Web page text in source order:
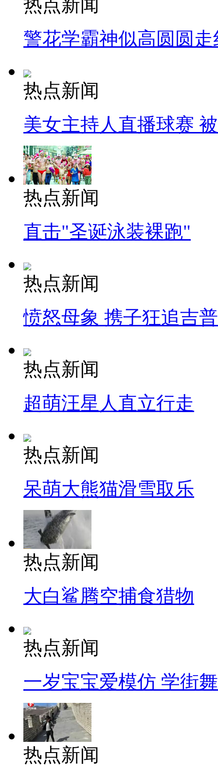
热点新闻
警花学霸神似高圆圆走
热点新闻
美女主持人直播球赛
热点新闻
直击"圣诞泳装裸跑"
热点新闻
愤怒母象 携子狂追吉
热点新闻
超萌汪星人直立行走
热点新闻
呆萌大熊猫滑雪取乐
热点新闻
大白鲨腾空捕食猎物
热点新闻
一岁宝宝爱模仿 学街
热点新闻